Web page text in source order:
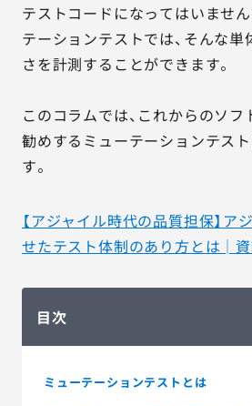
テストコードになってはいませ
テーションテストでは、そんな
さを計測することができます。
このコラムでは、これからのソ
勧めするミューテーションテス
す。
【アジャイル時代の品質担保】ア
せたテスト体制のあり方とは│
目次
ミューテーションテストとは